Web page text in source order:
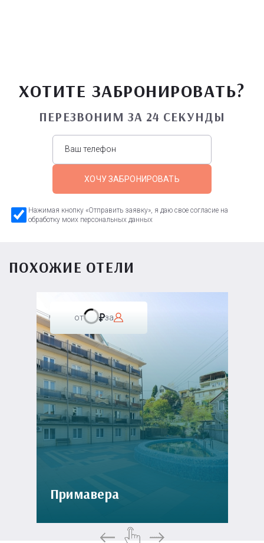
ХОТИТЕ ЗАБРОНИРОВАТЬ?
ПЕРЕЗВОНИМ ЗА 24 СЕКУНДЫ
ХОЧУ ЗАБРОНИРОВАТЬ
Нажимая кнопку «Отправить заявку», я даю свое согласие на
обработку моих персональных данных
ПОХОЖИЕ ОТЕЛИ
от за
Примавера